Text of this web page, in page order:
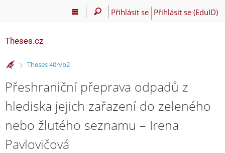
Přihlásit se Přihlásit se (EduID)
Theses.cz
>
Theses 40rvb2
Přeshraniční přeprava odpadů z
hlediska jejich zařazení do zeleného
nebo žlutého seznamu – Irena
Pavlovičová